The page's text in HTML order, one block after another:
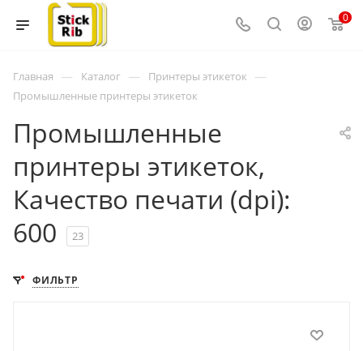
0
Главная — Каталог — Принтеры этикеток —
Промышленные принтеры этикеток
Промышленные
принтеры этикеток,
Качество печати (dpi):
600
23
ФИЛЬТР